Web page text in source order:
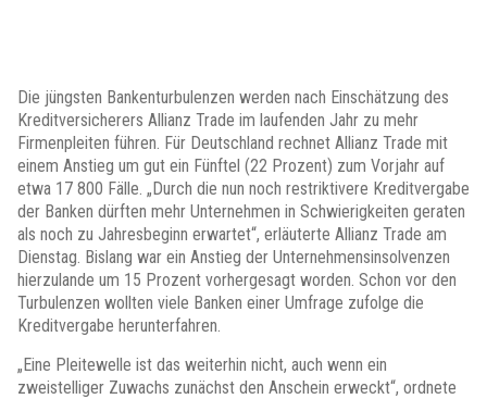
Die jüngsten Bankenturbulenzen werden nach Einschätzung des
Kreditversicherers Allianz Trade im laufenden Jahr zu mehr
Firmenpleiten führen. Für Deutschland rechnet Allianz Trade mit
einem Anstieg um gut ein Fünftel (22 Prozent) zum Vorjahr auf
etwa 17 800 Fälle. „Durch die nun noch restriktivere Kreditvergabe
der Banken dürften mehr Unternehmen in Schwierigkeiten geraten
als noch zu Jahresbeginn erwartet“, erläuterte Allianz Trade am
Dienstag. Bislang war ein Anstieg der Unternehmensinsolvenzen
hierzulande um 15 Prozent vorhergesagt worden. Schon vor den
Turbulenzen wollten viele Banken einer Umfrage zufolge die
Kreditvergabe herunterfahren.
„Eine Pleitewelle ist das weiterhin nicht, auch wenn ein
zweistelliger Zuwachs zunächst den Anschein erweckt“, ordnete